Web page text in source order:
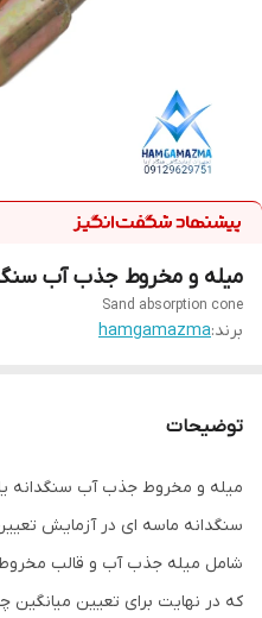
میله و مخروط جذب آب
Sand absorption cone
برند:hamgamazma
توضیحات
میله و مخروط جذب آب سنگدانه
سنگدانه ماسه ای در آزمایش
شامل میله جذب آب و قالب
که در نهایت برای تعیین میانگین